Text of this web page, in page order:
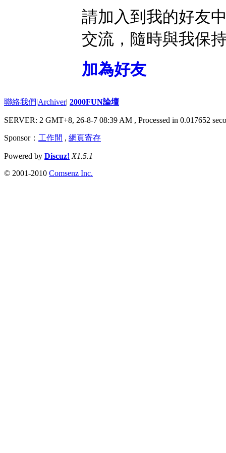
請加入到我的好友
交流，隨時與我保
加為好友
聯絡我們|Archiver| 2000FUN論壇
SERVER: 2 GMT+8, 26-8-7 08:39 AM , Processed in 0.017652
Sponsor： 工作間 , 網頁寄存
Powered by Discuz! X1.5.1
© 2001-2010 Comsenz Inc.